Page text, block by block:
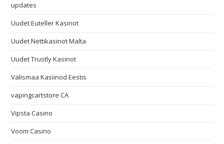
updates
Uudet Euteller Kasinot
Uudet Nettikasinot Malta
Uudet Trustly Kasinot
Välismaa Kasiinod Eestis
vapingcartstore CA
Vipsta Casino
Voom Casino